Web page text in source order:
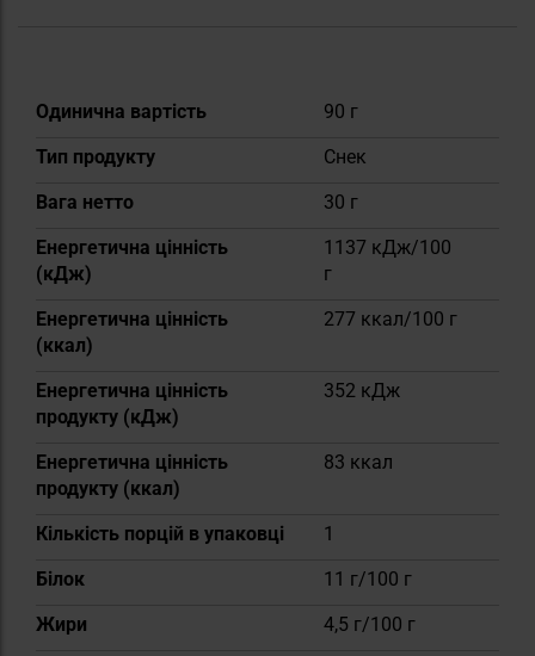
Докладніше
Одинична вартість
90 г
Тип продукту
Снек
Вага нетто
30 г
Енергетична цінність
(кДж)
1137 кДж/100
г
Енергетична цінність
(ккал)
277 ккал/100 г
Енергетична цінність
продукту (кДж)
352 кДж
Енергетична цінність
продукту (ккал)
83 ккал
Кількість порцій в упаковці
1
Білок
11 г/100 г
Жири
4,5 г/100 г